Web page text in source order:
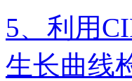
5、利用
生长曲线